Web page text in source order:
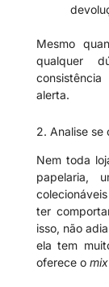
Mesmo
qualquer
alerta.
2. Analise se
Nem toda
papelaria,
ter
isso, não
ela tem
oferece o